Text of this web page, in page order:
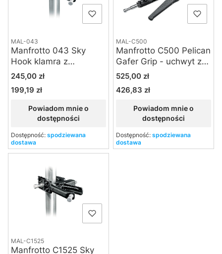
MAL-043
Manfrotto 043 Sky
Hook klamra z
regulowanym
rozstawem szczęk
Cena
245,00 zł
Cena
199,19 zł
Powiadom mnie o
dostępności
Dostępność: spodziewana
dostawa
MAL-C500
Manfrotto C500 Pelican
Gafer Grip - uchwyt z
blokadą
Cena
525,00 zł
Cena
426,83 zł
Powiadom mnie o
dostępności
Dostępność: spodziewana
dostawa
MAL-C1525
Manfrotto C1525 Sky